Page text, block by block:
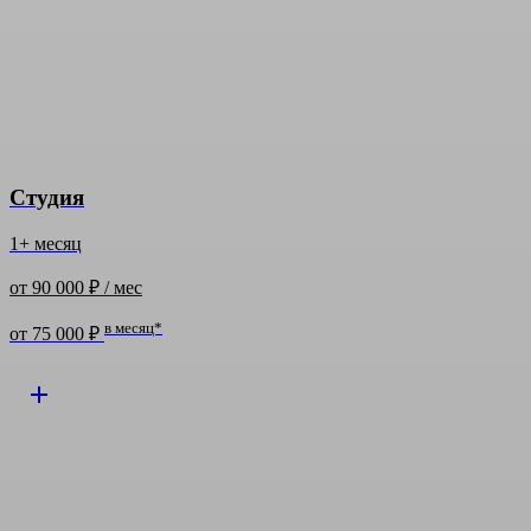
Студия
1+ месяц
от 90 000 ₽ / мес
от 75 000 ₽ в месяц*